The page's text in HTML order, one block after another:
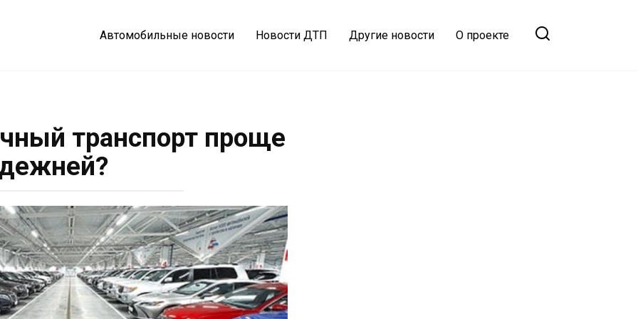
Автомобильные новости Новости ДТП Другие новости О проекте
транспорт проще